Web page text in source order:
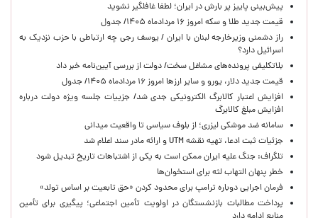
پیش‌بینی پاییز پر بارش در ایران؛ لطفا غافلگیر نشوید
قیمت جدید طلا و سکه امروز ۱۶ مردادماه ۱۴۰۵/ جدول
راز دشمنی وزیرخارجه لبنان با ایران / یوسف رجی چه ارتباطی با حزب نزدیک به
اسرائیل دارد؟
بلاتکلیفی پرونده‌های مشاغل سخت/ دولت از بررسی آیین‌نامه خبر داد
قیمت جدید دلار، یورو و سایر ارزها امروز ۱۶ مردادماه ۱۴۰۵/ جدول
افزایش اعتبار کالابرگ الکترونیکی جدی شد/ جزییات جلسه ویژه دولت درباره
افزایش مبلغ کالابرگ
سامانه ضد موشکی لیزری؛ از بلوف سیاسی تا واقعیت میدانی
جزئیات ثبت ادعا، تهیه نقشه UTM و ارائه مادر سند اعلام شد
تلگراف: جنگ علیه ایران ممکن است به یکی از اشتباهات تاریخ تبدیل شود
خطر پنهان التهاب لثه برای استخوان‌ها
فرمان اجرایی دوباره ترامپ برای محدود کردن «حق تابعیت بر اساس تولد»
پرداخت مطالبات بازنشستگان در اولویت تأمین اجتماعی؛ پیگیری برای تأمین